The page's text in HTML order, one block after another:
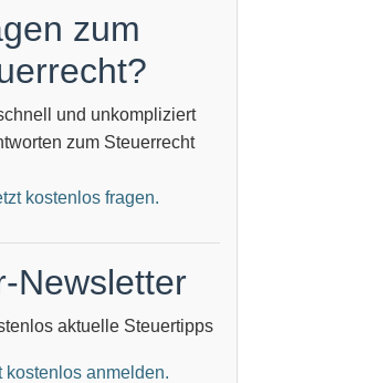
zum
und unkompliziert
zum Steuerrecht
kostenlos fragen.
Newsletter
aktuelle Steuertipps
kostenlos anmelden.